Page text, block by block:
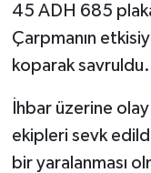
45 ADH 685
Çarpmanın
koparak savruldu.
İhbar üzerine
ekipleri sevk
bir yaralanması